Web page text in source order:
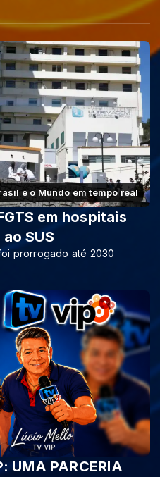
e o Mundo em tempo real
em hospitais
SUS
prorrogado até 2030
UMA PARCERIA